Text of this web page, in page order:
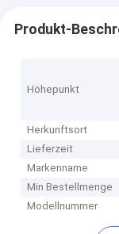
Produkt-
Höhepunkt
Herkunftsort
Lieferzeit
Markenname
Min Bestellmenge
Modellnummer